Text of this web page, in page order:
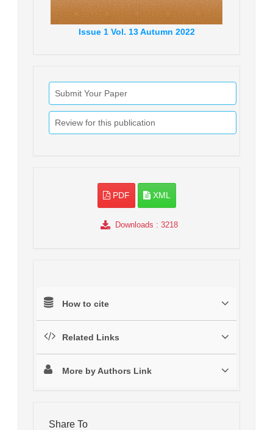
Issue1 Vol. 13Autumn 2022
Submit Your Paper
Review for this publication
PDF XML
Downloads : 3218
How to cite
Related Links
More by Authors Link
Share To